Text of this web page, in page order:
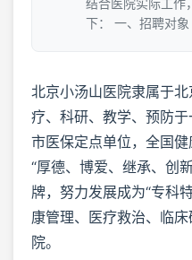
下： 一、招聘对象
北京小汤山医院隶属于
疗、科研、教学、预防于
市医保定点单位，全国
“厚德、博爱、继承、创
牌，努力发展成为“专科
康管理、医疗救治、临
院。